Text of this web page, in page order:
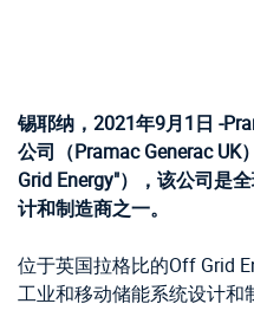
锡耶纳，2021年9月1日 -
公司（Pramac Generac UK
Grid Energy"），该公司是
计和制造商之一。
位于英国拉格比的Off Grid
工业和移动储能系统设计和